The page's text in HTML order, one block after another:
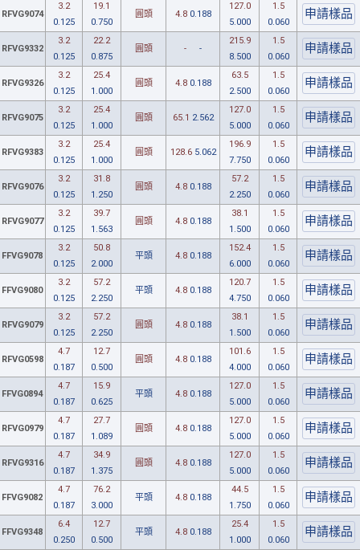
RFVG9074
3.2
0.125
19.1
0.750
圓頭 4.8 0.188
127.0
5.000
1.5
0.060
RFVG9332
3.2
0.125
22.2
0.875
圓頭 - -
215.9
8.500
1.5
0.060
RFVG9326
3.2
0.125
25.4
1.000
圓頭 4.8 0.188
63.5
2.500
1.5
0.060
RFVG9075
3.2
0.125
25.4
1.000
圓頭 65.1 2.562
127.0
5.000
1.5
0.060
RFVG9383
3.2
0.125
25.4
1.000
圓頭 128.6 5.062
196.9
7.750
1.5
0.060
RFVG9076
3.2
0.125
31.8
1.250
圓頭 4.8 0.188
57.2
2.250
1.5
0.060
RFVG9077
3.2
0.125
39.7
1.563
圓頭 4.8 0.188
38.1
1.500
1.5
0.060
FFVG9078
3.2
0.125
50.8
2.000
平頭 4.8 0.188
152.4
6.000
1.5
0.060
FFVG9080
3.2
0.125
57.2
2.250
平頭 4.8 0.188
120.7
4.750
1.5
0.060
RFVG9079
3.2
0.125
57.2
2.250
圓頭 4.8 0.188
38.1
1.500
1.5
0.060
RFVG0598
4.7
0.187
12.7
0.500
圓頭 4.8 0.188
101.6
4.000
1.5
0.060
FFVG0894
4.7
0.187
15.9
0.625
平頭 4.8 0.188
127.0
5.000
1.5
0.060
RFVG0979
4.7
0.187
27.7
1.089
圓頭 4.8 0.188
127.0
5.000
1.5
0.060
RFVG9316
4.7
0.187
34.9
1.375
圓頭 4.8 0.188
127.0
5.000
1.5
0.060
FFVG9082
4.7
0.187
76.2
3.000
平頭 4.8 0.188
44.5
1.750
1.5
0.060
FFVG9348
6.4
0.250
12.7
0.500
平頭 4.8 0.188
25.4
1.000
1.5
0.060